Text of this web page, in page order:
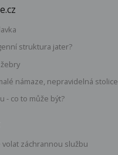
struktura jater?
námaze, nepravidelná stolice
- co to může být?
volat záchrannou službu